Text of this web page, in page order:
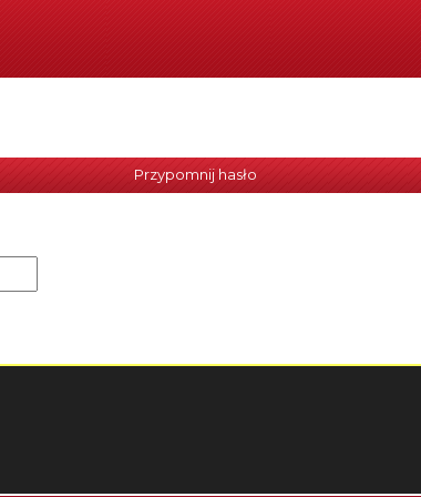
Przypomnij hasło